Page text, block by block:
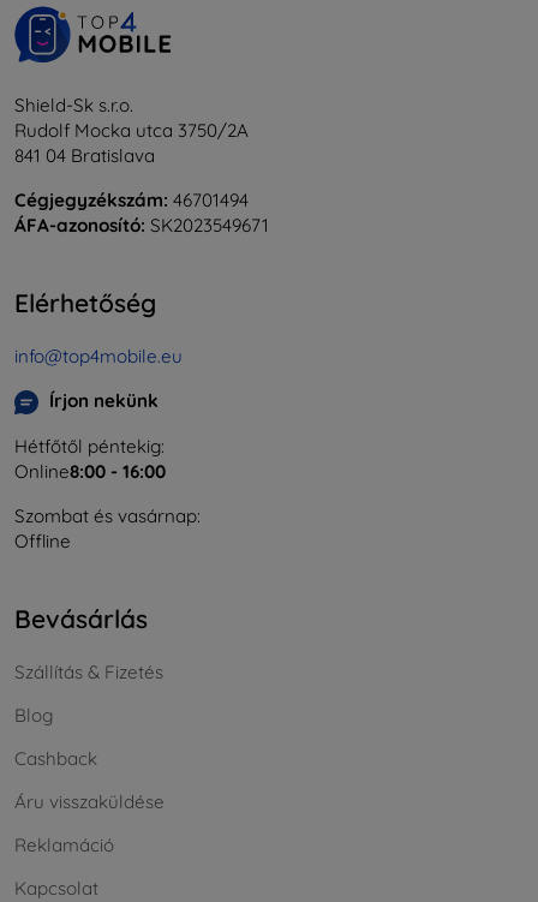
Shield-Sk s.r.o.
Rudolf Mocka utca 3750/2A
841 04 Bratislava
Cégjegyzékszám: 46701494
ÁFA-azonosító: SK2023549671
Elérhetőség
info@top4mobile.eu
Írjon nekünk
Hétfőtől péntekig:
Online8:00 - 16:00
Szombat és vasárnap:
Offline
Bevásárlás
Szállítás & Fizetés
Blog
Cashback
Áru visszaküldése
Reklamáció
Kapcsolat